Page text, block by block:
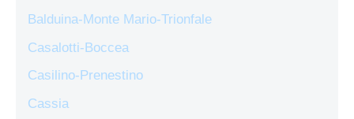
Balduina-Monte Mario-Trionfale
Casalotti-Boccea
Casilino-Prenestino
Cassia